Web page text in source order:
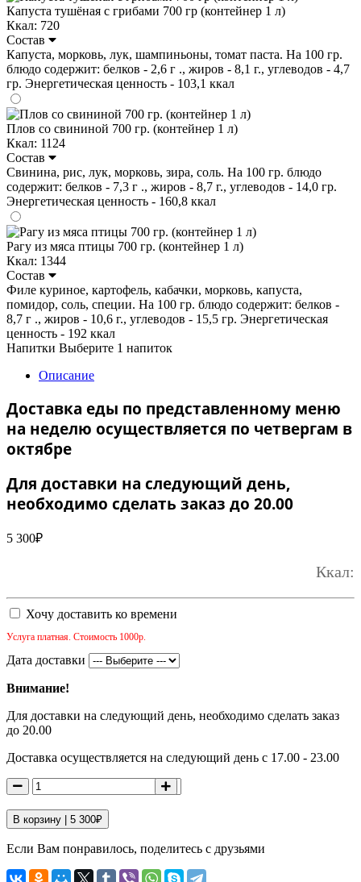
Капуста тушёная с грибами 700 гр (контейнер 1 л)
Ккал: 720
Состав
Капуста, морковь, лук, шампиньоны, томат паста. На 100 гр.
блюдо содержит: белков - 2,6 г ., жиров - 8,1 г., углеводов - 4,7
гр. Энергетическая ценность - 103,1 ккал
Плов со свининой 700 гр. (контейнер 1 л)
Ккал: 1124
Состав
Свинина, рис, лук, морковь, зира, соль. На 100 гр. блюдо
содержит: белков - 7,3 г ., жиров - 8,7 г., углеводов - 14,0 гр.
Энергетическая ценность - 160,8 ккал
Рагу из мяса птицы 700 гр. (контейнер 1 л)
Ккал: 1344
Состав
Филе куриное, картофель, кабачки, морковь, капуста,
помидор, соль, специи. На 100 гр. блюдо содержит: белков -
8,7 г ., жиров - 10,6 г., углеводов - 15,5 гр. Энергетическая
ценность - 192 ккал
Напитки Выберите 1 напиток
Описание
Доставка еды по представленному меню
на неделю осуществляется по четвергам в
октябре
Для доставки на следующий день,
необходимо сделать заказ до 20.00
5 300₽
Ккал:
Хочу доставить ко времени
Услуга платная. Стоимость 1000р.
Дата доставки
Внимание!
Для доставки на следующий день, необходимо сделать заказ
до 20.00
Доставка осуществляется на следующий день с 17.00 - 23.00
В корзину | 5 300₽
Если Вам понравилось, поделитесь с друзьями